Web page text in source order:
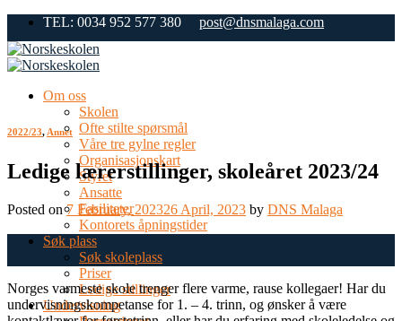
Skip
content
TEL: 0034 952 577 380 post@dnsmalaga.com
Om oss
Skolen
Ofte stilte spørsmål
Våre tre gylne regler
Organisasjonskart
Styret
Ansatte
Fasiliteter
Kontorets åpningstider
Søk plass
Søk skoleplass
Priser
Ledige stillinger
Undervisning
2022/23, Annet
Ledige lærerstillinger, skoleåret 2023/24
Posted on7 February, 202326 April, 2023 by DNS Malaga
Norges varmeste skole trenger flere varme, rause kollegaer! Har du
undervisningskompetanse for 1. – 4. trinn, og ønsker å være